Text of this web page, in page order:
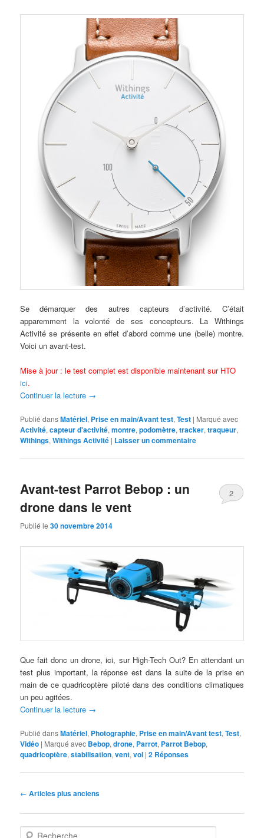
Se démarquer des autres capteurs d’activité. C’était
apparemment la volonté de ses concepteurs. La Withings
Activité se présente en effet d’abord comme une (belle) montre.
Voici un avant-test.
Mise à jour : le test complet est disponible maintenant sur HTO
ici.
Continuer la lecture →
Publié dansMatériel, Prise en main/Avant test,Test | Marqué avec
Activité,capteur d'activité,montre,podomètre,tracker,traqueur,
Withings,Withings Activité | Laisser un commentaire
Avant-test Parrot Bebop : un
drone dans le vent
Publié le30 novembre 2014
2
Que fait donc un drone, ici, sur High-Tech Out? En attendant un
test plus important, la réponse est dans la suite de la prise en
main de ce quadricoptère piloté dans des conditions climatiques
un peu agitées.
Continuer la lecture →
Publié dansMatériel, Photographie, Prise en main/Avant test,Test,
Vidéo | Marqué avec Bebop,drone, Parrot, Parrot Bebop,
quadricoptère,stabilisation,vent,vol |2 Réponses
Navigation
articles
← Articles plus anciens